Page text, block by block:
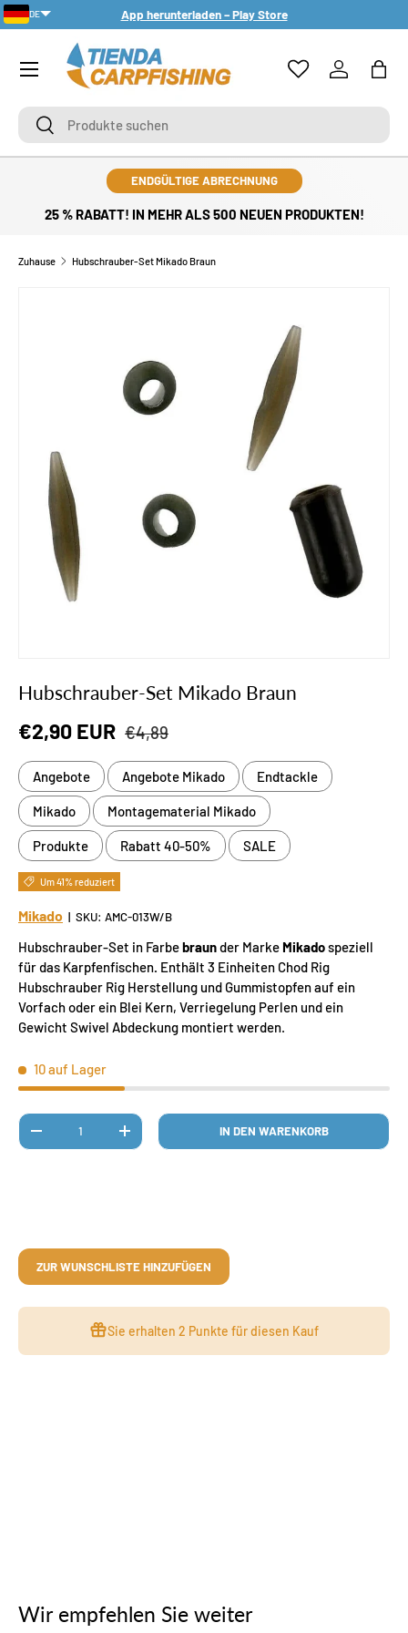
DIREKT ZUM INHALT
App herunterladen – Play Store
SuchenSuchen
Einloggen
ENDGÜLTIGE ABRECHNUNG
25 % RABATT! IN MEHR ALS 500 NEUEN PRODUKTEN!
Zuhause Hubschrauber-Set Mikado Braun
Hubschrauber-Set Mikado Braun
Verkaufspreis
€2,90 EUR Normaler Preis
€4,89
Angebote Angebote Mikado Endtackle
Mikado Montagematerial Mikado
Produkte Rabatt 40-50% SALE
Um 41% reduziert
Mikado | SKU: AMC-013W/B
Hubschrauber-Set in Farbebraunder Marke Mikadospeziell
für das Karpfenfischen. Enthält 3 Einheiten Chod Rig
Hubschrauber Rig Herstellung und Gummistopfen auf ein
Vorfach oder ein Blei Kern, Verriegelung Perlen und ein
Gewicht Swivel Abdeckung montiert werden.
10 auf Lager
Anzahl
MENGE VERRINGERNMENGE ERHÖHEN IN DEN WARENKORB
ZUR WUNSCHLISTE HINZUFÜGEN
Sie erhalten 2 Punkte für diesen Kauf
Wir empfehlen Sie weiter
DE